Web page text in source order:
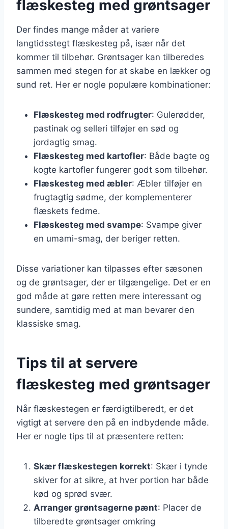
flæskesteg med grøntsager
Der findes mange måder at variere
langtidsstegt flæskesteg på, især når det
kommer til tilbehør. Grøntsager kan tilberedes
sammen med stegen for at skabe en lækker og
sund ret. Her er nogle populære kombinationer:
Flæskesteg med rodfrugter: Gulerødder,
pastinak og selleri tilføjer en sød og
jordagtig smag.
Flæskesteg med kartofler: Både bagte og
kogte kartofler fungerer godt som tilbehør.
Flæskesteg med æbler: Æbler tilføjer en
frugtagtig sødme, der komplementerer
flæskets fedme.
Flæskesteg med svampe: Svampe giver
en umami-smag, der beriger retten.
Disse variationer kan tilpasses efter sæsonen
og de grøntsager, der er tilgængelige. Det er en
god måde at gøre retten mere interessant og
sundere, samtidig med at man bevarer den
klassiske smag.
Tips til at servere
flæskesteg med grøntsager
Når flæskestegen er færdigtilberedt, er det
vigtigt at servere den på en indbydende måde.
Her er nogle tips til at præsentere retten:
Skær flæskestegen korrekt: Skær i tynde
skiver for at sikre, at hver portion har både
kød og sprød svær.
Arranger grøntsagerne pænt: Placer de
tilberedte grøntsager omkring